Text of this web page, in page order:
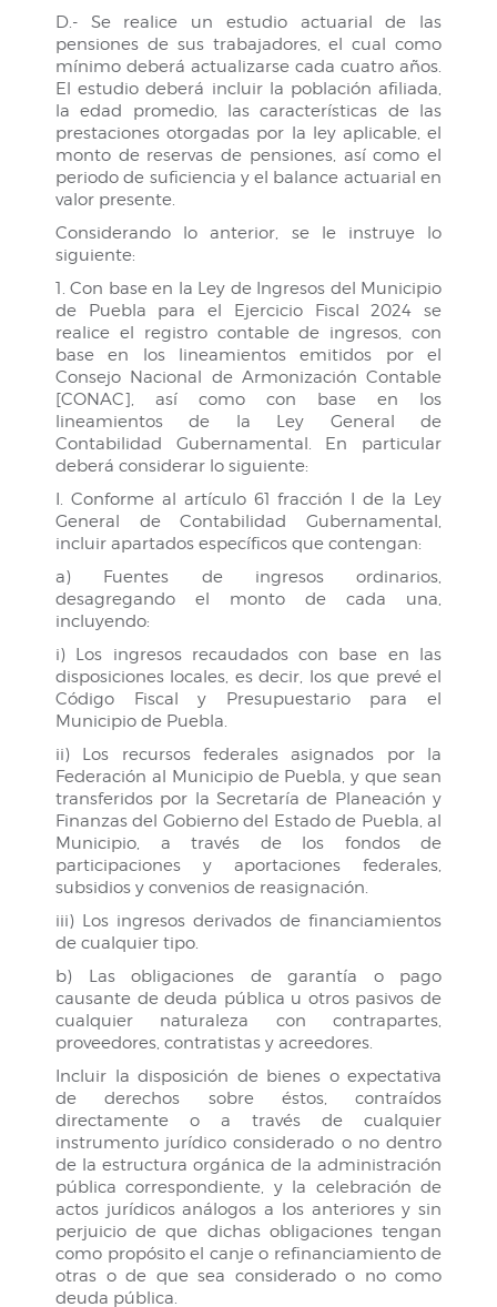
D.- Se realice un estudio actuarial de las
pensiones de sus trabajadores, el cual como
mínimo deberá actualizarse cada cuatro años.
El estudio deberá incluir la población afiliada,
la edad promedio, las características de las
prestaciones otorgadas por la ley aplicable, el
monto de reservas de pensiones, así como el
periodo de suficiencia y el balance actuarial en
valor presente.
Considerando lo anterior, se le instruye lo
siguiente:
1. Con base en la Ley de Ingresos del Municipio
de Puebla para el Ejercicio Fiscal 2024 se
realice el registro contable de ingresos, con
base en los lineamientos emitidos por el
Consejo Nacional de Armonización Contable
[CONAC], así como con base en los
lineamientos de la Ley General de
Contabilidad Gubernamental. En particular
deberá considerar lo siguiente:
I. Conforme al artículo 61 fracción I de la Ley
General de Contabilidad Gubernamental,
incluir apartados específicos que contengan:
a) Fuentes de ingresos ordinarios,
desagregando el monto de cada una,
incluyendo:
i) Los ingresos recaudados con base en las
disposiciones locales, es decir, los que prevé el
Código Fiscal y Presupuestario para el
Municipio de Puebla.
ii) Los recursos federales asignados por la
Federación al Municipio de Puebla, y que sean
transferidos por la Secretaría de Planeación y
Finanzas del Gobierno del Estado de Puebla, al
Municipio, a través de los fondos de
participaciones y aportaciones federales,
subsidios y convenios de reasignación.
iii) Los ingresos derivados de financiamientos
de cualquier tipo.
b) Las obligaciones de garantía o pago
causante de deuda pública u otros pasivos de
cualquier naturaleza con contrapartes,
proveedores, contratistas y acreedores.
Incluir la disposición de bienes o expectativa
de derechos sobre éstos, contraídos
directamente o a través de cualquier
instrumento jurídico considerado o no dentro
de la estructura orgánica de la administración
pública correspondiente, y la celebración de
actos jurídicos análogos a los anteriores y sin
perjuicio de que dichas obligaciones tengan
como propósito el canje o refinanciamiento de
otras o de que sea considerado o no como
deuda pública.